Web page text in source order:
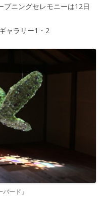
ニングセレモニーは12日
ラリー1・2
ード」